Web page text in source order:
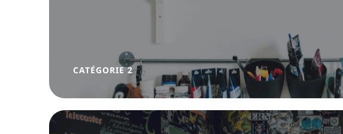
CATÉGORIE 2